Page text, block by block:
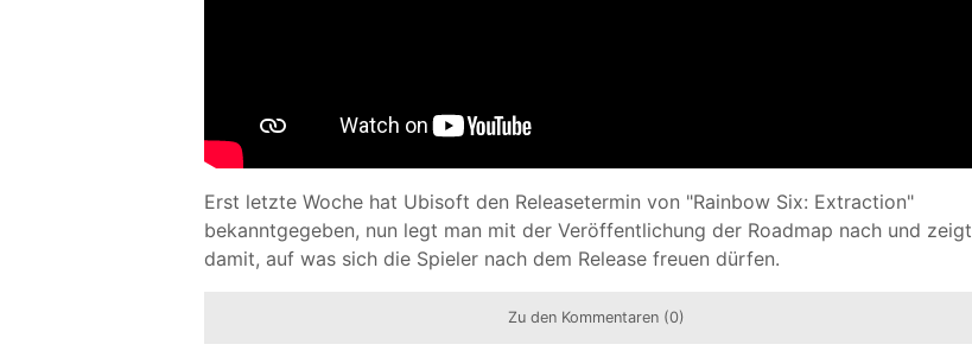
Erst letzte Woche hat Ubisoft den Releasetermin von "Rainbow Six: Extraction"
bekanntgegeben, nun legt man mit der Veröffentlichung der Roadmap nach und zeigt
damit, auf was sich die Spieler nach dem Release freuen dürfen.
Zu den Kommentaren (0)